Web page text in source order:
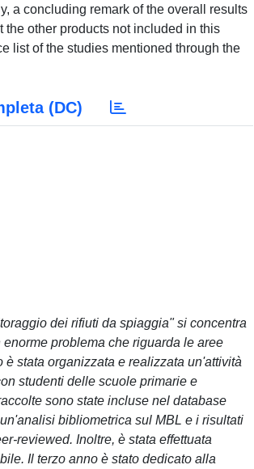
a concluding remark of the overall results
other products not included in this
list of the studies mentioned through the
(DC)
dei rifiuti da spiaggia" si concentra
problema che riguarda le aree
stata organizzata e realizzata un'attività
studenti delle scuole primarie e
sono state incluse nel database
bibliometrica sul MBL e i risultati
reviewed. Inoltre, è stata effettuata
Il terzo anno è stato dedicato alla